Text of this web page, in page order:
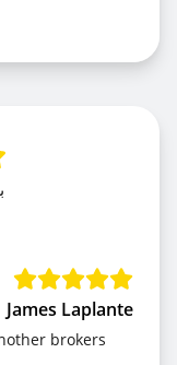
James Laplante
brokers